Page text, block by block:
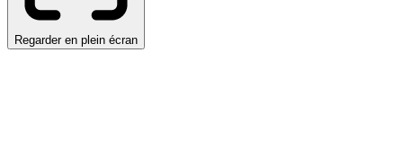
Regarder en plein écran